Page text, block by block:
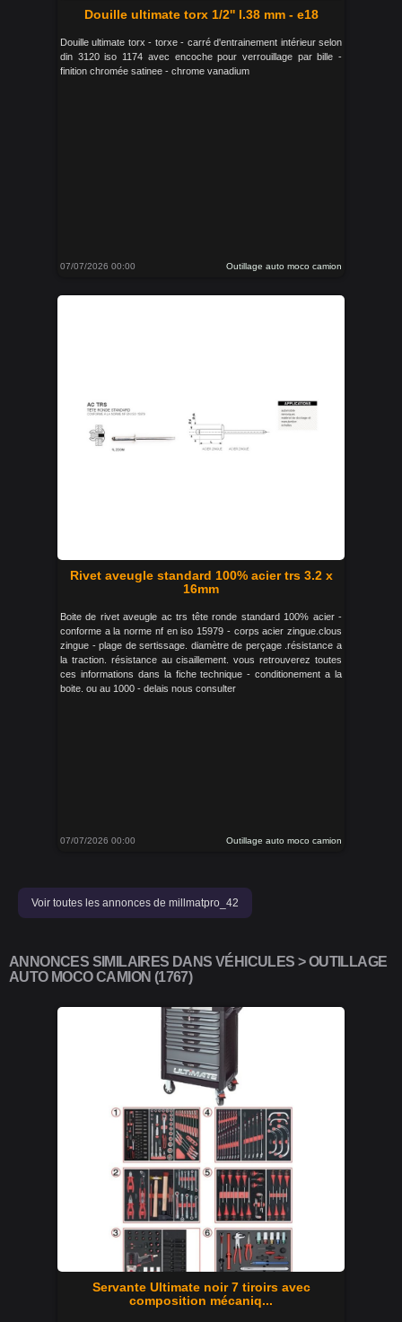
Douille ultimate torx 1/2'' l.38 mm - e18
Douille ultimate torx - torxe - carré d'entrainement intérieur selon
din 3120 iso 1174 avec encoche pour verrouillage par bille -
finition chromée satinee - chrome vanadium
07/07/2026 00:00 Outillage auto moco camion
Rivet aveugle standard 100% acier trs 3.2 x
16mm
Boite de rivet aveugle ac trs tête ronde standard 100% acier -
conforme a la norme nf en iso 15979 - corps acier zingue.clous
zingue - plage de sertissage. diamètre de perçage .résistance a
la traction. résistance au cisaillement. vous retrouverez toutes
ces informations dans la fiche technique - conditionement a la
boite. ou au 1000 - delais nous consulter
07/07/2026 00:00 Outillage auto moco camion
Voir toutes les annonces de millmatpro_42
ANNONCES SIMILAIRES DANS VÉHICULES > OUTILLAGE
AUTO MOCO CAMION (1767)
Servante Ultimate noir 7 tiroirs avec
composition mécaniq...